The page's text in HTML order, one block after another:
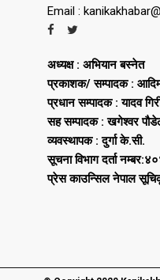
Email :
अध्यक्ष : अभियान बस्नेत
प्रकाशक/ सम्पादक :
प्रधान सम्पादक : यादव
सह सम्पादक : खगेश्वर
व्यवस्थापक : दुर्गा के.सी.
सूचना विभाग दर्ता
प्रेस काउन्सिल नेपाल